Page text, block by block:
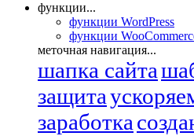
функции...
функции WordPress
функции
меточная навигация...
шапка сайта
защита
заработка